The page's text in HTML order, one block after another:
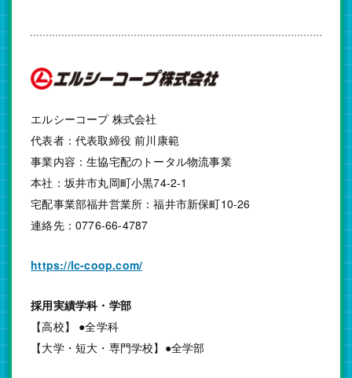
エルシーコープ 株式会社
代表者：代表取締役 前川康範
事業内容：生協宅配のトータル物流事業
本社：坂井市丸岡町小黒74-2-1
宅配事業部福井営業所：福井市新保町10-26
連絡先：0776-66-4787
https://lc-coop.com/
採用実績学科・学部
【高校】 ●全学科
【大学・短大・専門学校】●全学部